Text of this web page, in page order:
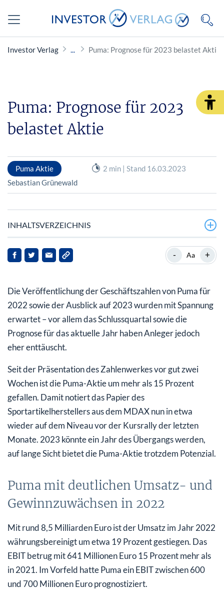
Investor Verlag Puma: Prognose für 2023 belastet Aktie
Puma: Prognose für 2023
belastet Aktie
Puma Aktie
2 min | Stand 16.03.2023
Sebastian Grünewald
INHALTSVERZEICHNIS
Puma mit deutlichen Umsatz- und Gewinnzuwächsen in
2022
Puma-Aktie aktuell unter Druck – der mittelfristige
Ausblick stimmt aber
- Aa +
Die Veröffentlichung der Geschäftszahlen von Puma für
2022 sowie der Ausblick auf 2023 wurden mit Spannung
erwartet – vor allem das Schlussquartal sowie die
Prognose für das aktuelle Jahr haben Anleger jedoch
eher enttäuscht.
Seit der Präsentation des Zahlenwerkes vor gut zwei
Wochen ist die Puma-Aktie um mehr als 15 Prozent
gefallen. Damit notiert das Papier des
Sportartikelherstellers aus dem MDAX nun in etwa
wieder auf dem Niveau vor der Kursrally der letzten
Monate. 2023 könnte ein Jahr des Übergangs werden,
auf lange Sicht bietet die Puma-Aktie trotzdem Potenzial.
Puma mit deutlichen Umsatz- und
Gewinnzuwächsen in 2022
Mit rund 8,5 Milliarden Euro ist der Umsatz im Jahr 2022
währungsbereinigt um etwa 19 Prozent gestiegen. Das
EBIT betrug mit 641 Millionen Euro 15 Prozent mehr als
in 2021. Im Vorfeld hatte Puma ein EBIT zwischen 600
und 700 Millionen Euro prognostiziert.